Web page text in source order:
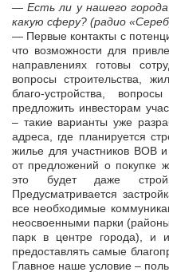
— Есть ли у нашего города
какую сферу? (радио
— Первые контакты с
что возможности для
направлениях готовы
вопросы строительства,
благо-устройства,
предложить инвесторам
– такие варианты уже
адреса, где планируется
жилье для участников ВОВ
от предложений о покупке
это будет даже
Предусматривается
все необходимые
неосвоенными парки
парк в центре города), и
предоставлять самые
Главное наше условие –